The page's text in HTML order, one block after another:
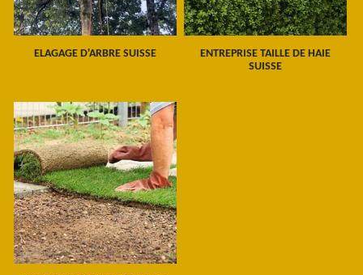
ELAGAGE D'ARBRE SUISSE
ENTREPRISE TAILLE DE HAIE
SUISSE